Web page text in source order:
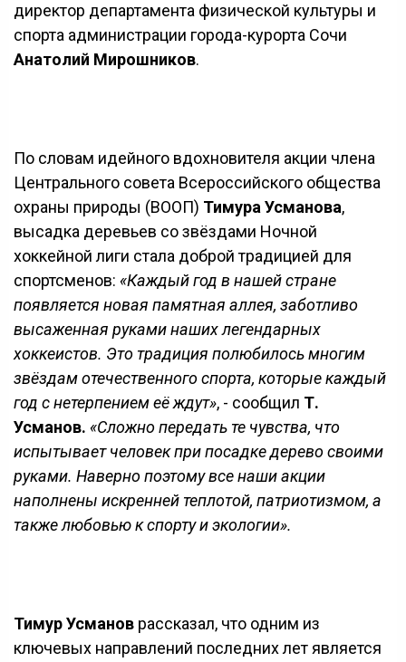
директор департамента физической культуры и
спорта администрации города-курорта Сочи
Анатолий Мирошников.
По словам идейного вдохновителя акции члена
Центрального совета Всероссийского общества
охраны природы (ВООП) Тимура Усманова,
высадка деревьев со звёздами Ночной
хоккейной лиги стала доброй традицией для
спортсменов: «Каждый год в нашей стране
появляется новая памятная аллея, заботливо
высаженная руками наших легендарных
хоккеистов. Это традиция полюбилось многим
звёздам отечественного спорта, которые каждый
год с нетерпением её ждут», - сообщил Т.
Усманов. «Сложно передать те чувства, что
испытывает человек при посадке дерево своими
руками. Наверно поэтому все наши акции
наполнены искренней теплотой, патриотизмом, а
также любовью к спорту и экологии».
Тимур Усманов рассказал, что одним из
ключевых направлений последних лет является